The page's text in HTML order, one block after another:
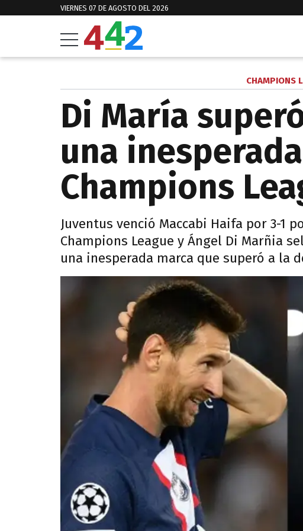
VIERNES 07 DE AGOSTO DEL 2026
CHAMPIONS
Di María
una
Champions
Juventus venció Maccabi Haifa por 3-1
Champions League y Ángel Di Marñia
una inesperada marca que superó a la